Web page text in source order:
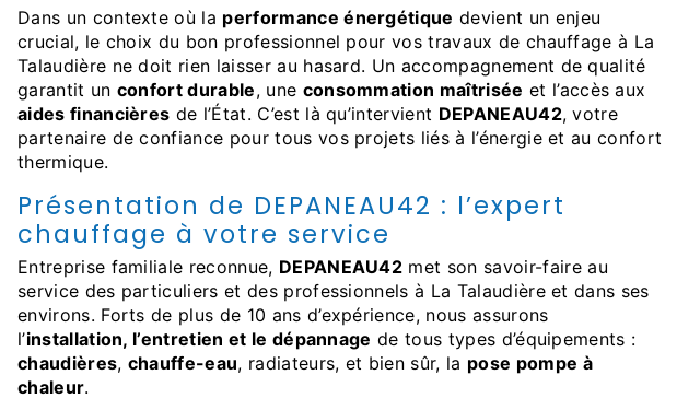
Dans un contexte où la performance énergétique devient un enjeu
crucial, le choix du bon professionnel pour vos travaux de chauffage à La
Talaudière ne doit rien laisser au hasard. Un accompagnement de qualité
garantit un confort durable, une consommation maîtrisée et l’accès aux
aides financières de l’État. C’est là qu’intervient DEPANEAU42, votre
partenaire de confiance pour tous vos projets liés à l’énergie et au confort
thermique.
Présentation de DEPANEAU42 : l’expert
chauffage à votre service
Entreprise familiale reconnue, DEPANEAU42 met son savoir-faire au
service des particuliers et des professionnels à La Talaudière et dans ses
environs. Forts de plus de 10 ans d’expérience, nous assurons
l’installation, l’entretien et le dépannage de tous types d’équipements :
chaudières, chauffe-eau, radiateurs, et bien sûr, la pose pompe à
chaleur.